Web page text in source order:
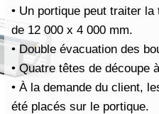
• Un portique peut traiter
de 12 000 x 4 000 mm.
• Double évacuation des
• Quatre têtes de découpe
• À la demande du client,
été placés sur le portique.